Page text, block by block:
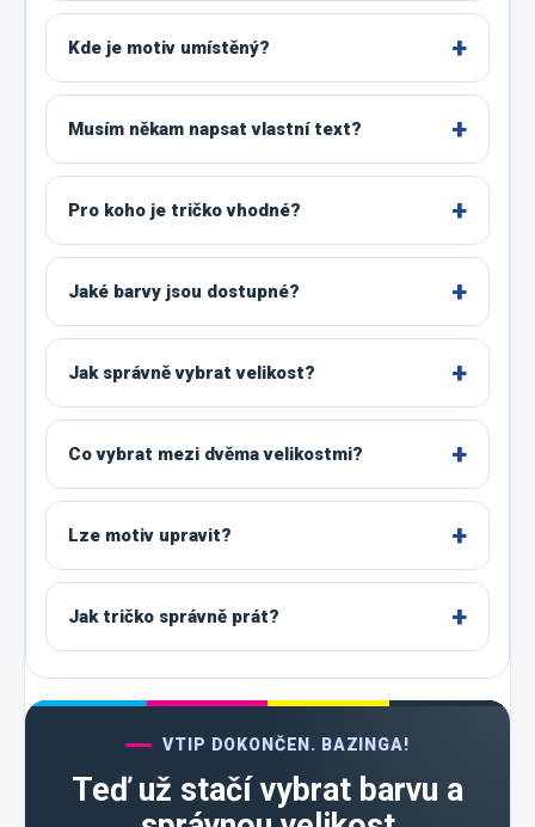
Kde je motiv umístěný?
Musím někam napsat vlastní text?
Pro koho je tričko vhodné?
Jaké barvy jsou dostupné?
Jak správně vybrat velikost?
Co vybrat mezi dvěma velikostmi?
Lze motiv upravit?
Jak tričko správně prát?
VTIP DOKONČEN. BAZINGA!
Teď už stačí vybrat barvu a